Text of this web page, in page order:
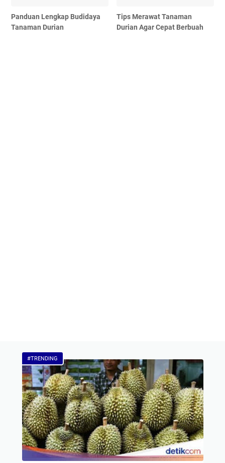
Panduan Lengkap Budidaya
Tanaman Durian
Tips Merawat Tanaman
Durian Agar Cepat Berbuah
#TRENDING